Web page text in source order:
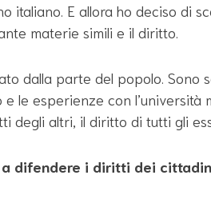
italiano. E allora ho deciso di
materie simili e il diritto.
dalla parte del popolo. Sono
le esperienze con l’università
degli altri, il diritto di tutti gli
difendere i diritti dei